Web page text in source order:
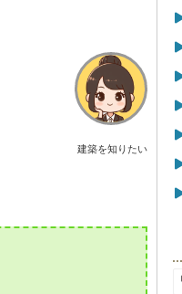
建築を知りたい